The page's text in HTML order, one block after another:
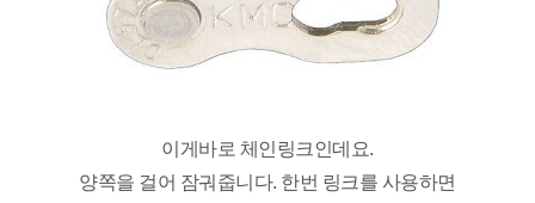
이게바로 체인링크인데요.
양쪽을 걸어 잠궈줍니다. 한번 링크를 사용하면